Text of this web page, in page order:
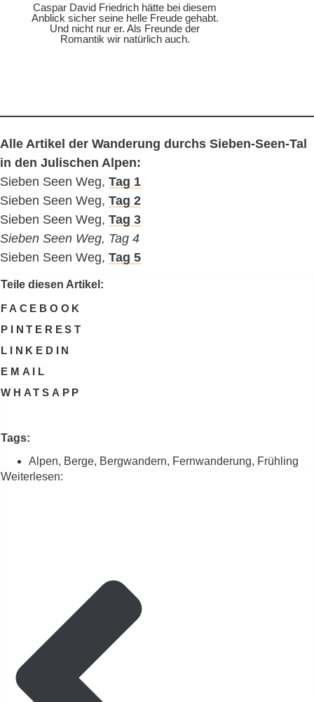
Caspar David Friedrich hätte bei diesem
Anblick sicher seine helle Freude gehabt.
Und nicht nur er. Als Freunde der
Romantik wir natürlich auch.
Alle Artikel der Wanderung durchs Sieben-Seen-Tal
in den Julischen Alpen:
Sieben Seen Weg, Tag 1
Sieben Seen Weg, Tag 2
Sieben Seen Weg, Tag 3
Sieben Seen Weg, Tag 4
Sieben Seen Weg, Tag 5
Teile diesen Artikel:
FACEBOOK
PINTEREST
LINKEDIN
EMAIL
WHATSAPP
Tags:
Alpen, Berge, Bergwandern, Fernwanderung, Frühling
Weiterlesen: